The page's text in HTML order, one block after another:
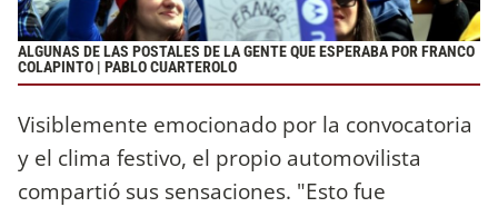
ALGUNAS DE LAS POSTALES DE LA GENTE QUE ESPERABA POR FRANCO
COLAPINTO | PABLO CUARTEROLO
Visiblemente emocionado por la convocatoria
y el clima festivo, el propio automovilista
compartió sus sensaciones. "Esto fue